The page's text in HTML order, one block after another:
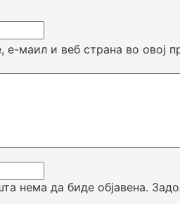
нема да биде објавена.
е-маил и веб страна во овој